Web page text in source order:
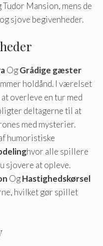
Tudor Mansion, mens de
sjove begivenheder.
OgGrådige gæster
holdånd. I værelset
overleve en tur med
deltagerne til at
med mysterier.
humoristiske
hvor alle spillere
sjovere at opleve.
OgHastighedskørsel
hvilket gør spillet